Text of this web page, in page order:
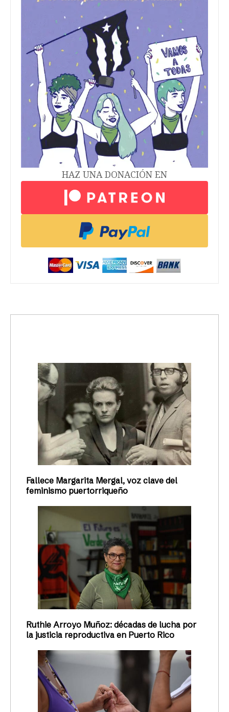
HAZ UNA DONACIÓN EN
Fallece Margarita Mergal, voz clave del
feminismo puertorriqueño
Ruthie Arroyo Muñoz: décadas de lucha por
la justicia reproductiva en Puerto Rico